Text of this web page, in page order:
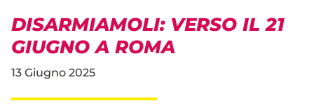
DISARMIAMOLI: VERSO IL 21
GIUGNO A ROMA
13 Giugno 2025